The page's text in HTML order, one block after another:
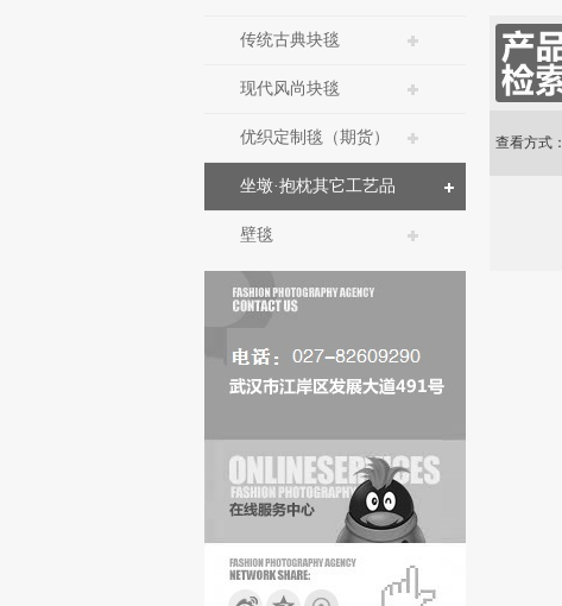
传统古典块毯
现代风尚块毯
优织定制毯（期货）
坐墩·抱枕其它工艺品
壁毯
查看方式：